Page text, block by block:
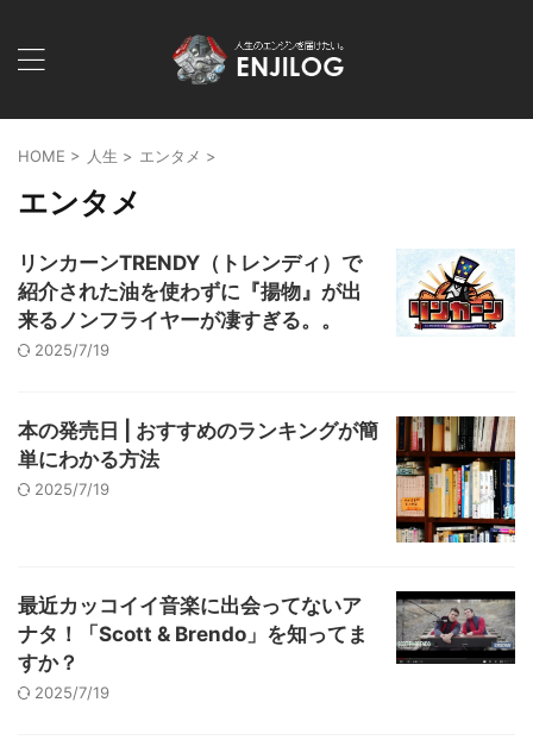
HOME > 人生 > エンタメ >
エンタメ
リンカーンTRENDY（トレンディ）で
紹介された油を使わずに『揚物』が出
来るノンフライヤーが凄すぎる。。
2025/7/19
本の発売日 | おすすめのランキングが簡
単にわかる方法
2025/7/19
最近カッコイイ音楽に出会ってないア
ナタ！「Scott & Brendo」を知ってま
すか？
2025/7/19